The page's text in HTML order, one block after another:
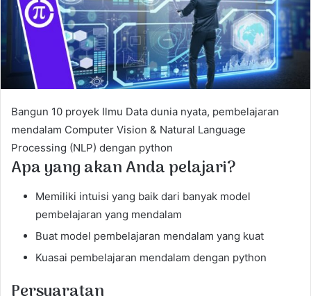
m
a
l
Bangun 10 proyek Ilmu Data dunia nyata, pembelajaran
mendalam Computer Vision & Natural Language
Processing (NLP) dengan python
Apa yang akan Anda pelajari?
Memiliki intuisi yang baik dari banyak model
pembelajaran yang mendalam
Buat model pembelajaran mendalam yang kuat
Kuasai pembelajaran mendalam dengan python